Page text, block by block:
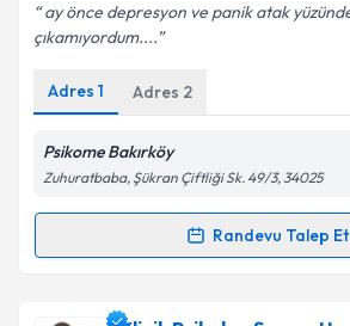
Kişisel verilerimin işlenmesine
Metni'ni okudum ve kişisel
kapsamda işlenmesini kabul
Takvim Talebini
ay önce depresyon ve panik atak
çıkamıyordum....
Adres 1 Adres 2
Psikome Bakırköy
Zuhuratbaba, Şükran Çiftliği Sk. 49/3, 34025
Randevu Talep Et
Randevu Takvimi Talebi